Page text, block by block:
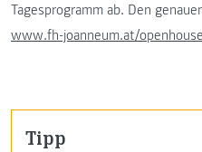
Tagesprogramm ab. Den
www.fh-joanneum.at/
Tipp